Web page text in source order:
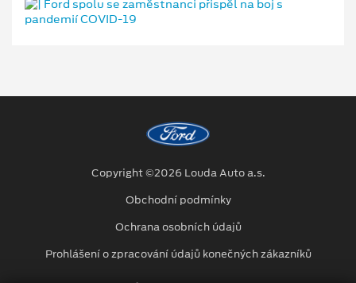
Copyright ©2026 Louda Auto a.s.
Obchodní podmínky
Ochrana osobních údajů
Prohlášení o zpracování údajů konečných zákazníků